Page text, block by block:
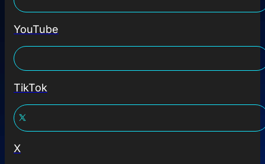
YouTube
TikTok
X